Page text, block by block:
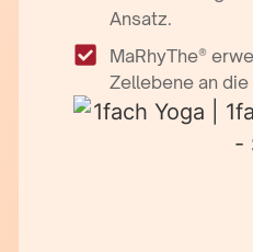
Ansatz.
MaRhyThe®
Zellebene an